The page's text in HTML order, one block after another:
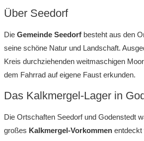
Über Seedorf
Die Gemeinde Seedorf besteht aus den
seine schöne Natur und Landschaft.
Kreis durchziehenden weitmaschigen
dem Fahrrad auf eigene Faust erkunden.
Das Kalkmergel-Lager in
Die Ortschaften Seedorf und Godenstedt
großes Kalkmergel-Vorkommen entdeckt